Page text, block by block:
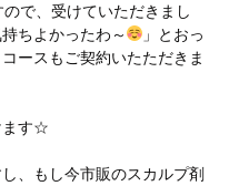
で、受けていただきまし
ちよかったわ～
」とおっ
ースもご契約いたただきま
ます☆
、もし今市販のスカルプ剤